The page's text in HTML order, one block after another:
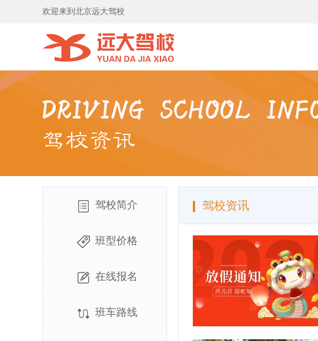
欢迎来到北京远大驾校
驾校简介
班型价格
在线报名
班车路线
驾校资讯